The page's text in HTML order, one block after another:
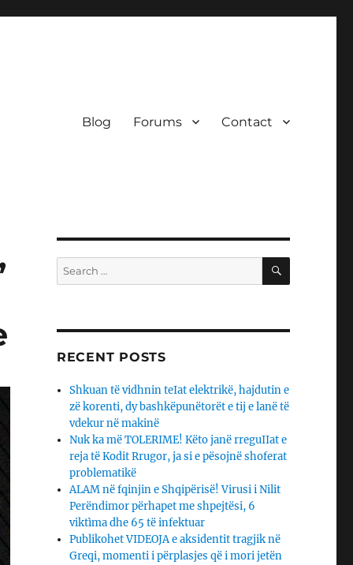
Blog Forums Contact
Search
for:
SEARCH
RECENT POSTS
Shkuan të vidhnin teIat elektrikë, hajdutin e
zë korenti, dy bashkëpunëtorët e tij e lanë të
vdekur në makinë
Nuk ka më TOLERIME! Këto janë rreguIIat e
reja të Kodit Rrugor, ja si e pësojnë shoferat
problematikë
ALAM në fqinjin e Shqipërisë! Virusi i Nilit
Perëndimor përhapet me shpejtësi, 6
viktìma dhe 65 të infektuar
Publikohet VIDEOJA e aksidentit tragjik në
Greqi, momenti i përplasjes që i mori jetën